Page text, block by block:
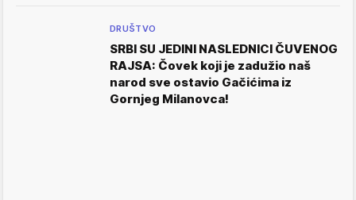
DRUŠTVO
SRBI SU JEDINI NASLEDNICI ČUVENOG
RAJSA: Čovek koji je zadužio naš
narod sve ostavio Gačićima iz
Gornjeg Milanovca!